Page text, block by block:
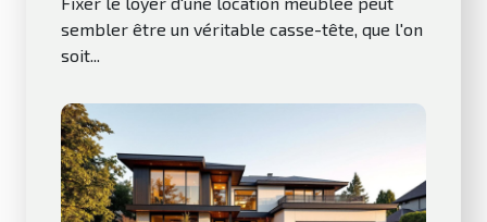
sembler être un véritable casse-tête, que l'on
soit...